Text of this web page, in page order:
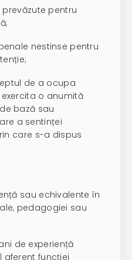
pentru
nestinse pentru
de a ocupa
o anumită
bază sau
a sentinței
care s-a dispus
sau echivalente în
pedagogiei sau
de experiență
aferent funcției